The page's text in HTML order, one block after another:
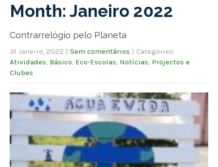
Month: Janeiro 2022
Contrarrelógio pelo Planeta
31 Janeiro, 2022 | Sem comentários | Categories:
Atividades Básico Eco-Escolas Notícias Projectos e
Clubes